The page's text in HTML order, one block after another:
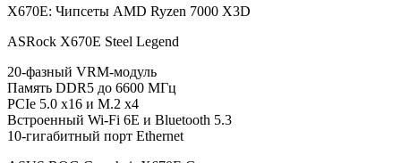
X670E: Чипсеты AMD Ryzen 7000 X3D
ASRock X670E Steel Legend
20-фазный VRM-модуль
Память DDR5 до 6600 МГц
PCIe 5.0 x16 и M.2 x4
Встроенный Wi-Fi 6E и Bluetooth 5.3
10-гигабитный порт Ethernet